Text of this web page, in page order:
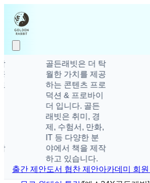
골든래빗은 더 탁
월한 가치를 제공
하는 콘텐츠 프로
덕션 & 프로바이
더 입니다. 골든
래빗은 취미, 경
제, 수험서, 만화,
IT 등 다양한 분
야에서 책을 제작
하고 있습니다.
출간 제안도서 협찬 제안아카데미 회원